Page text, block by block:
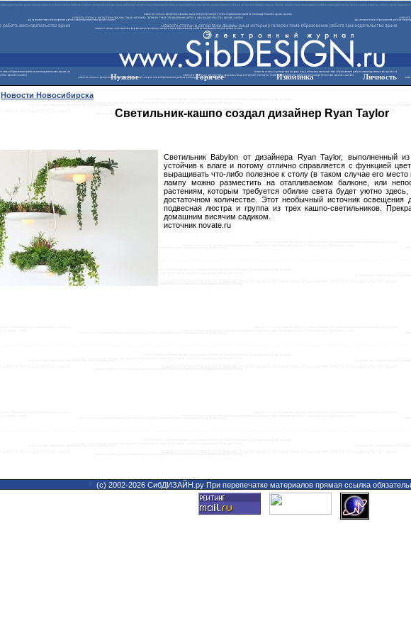
Нужное Горячее Изюминка Личность
Новости Новосибирска
Светильник-кашпо создал дизайнер Ryan Taylor
Светильник Babylon от дизайнера Ryan Taylor, выполненный
устойчив к влаге и потому отлично справляется с функцией
выращивать что-либо полезное к столу (в таком случае его
лампу можно разместить на отапливаемом балконе, или
растениям, которым требуется обилие света будет уютно
достаточном количестве. Этот необычный источник освещения
подвесная люстра и группа из трех кашпо-светильников.
домашним висячим садиком.
источник novate.ru
(с) 2002-2026 СибДИЗАЙН.ру При перепечатке материалов прямая ссылка